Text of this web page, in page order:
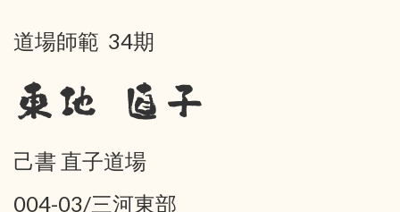
道場師範 34期
東地 直子
己書 直子道場
004-03/三河東部